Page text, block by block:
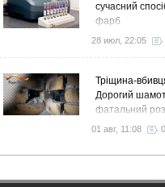
сучасний
фарб
28 июл, 22:05
Тріщина-
Дорогий
фатальний
як звичайний
у спальню
01 авг, 11:08 0